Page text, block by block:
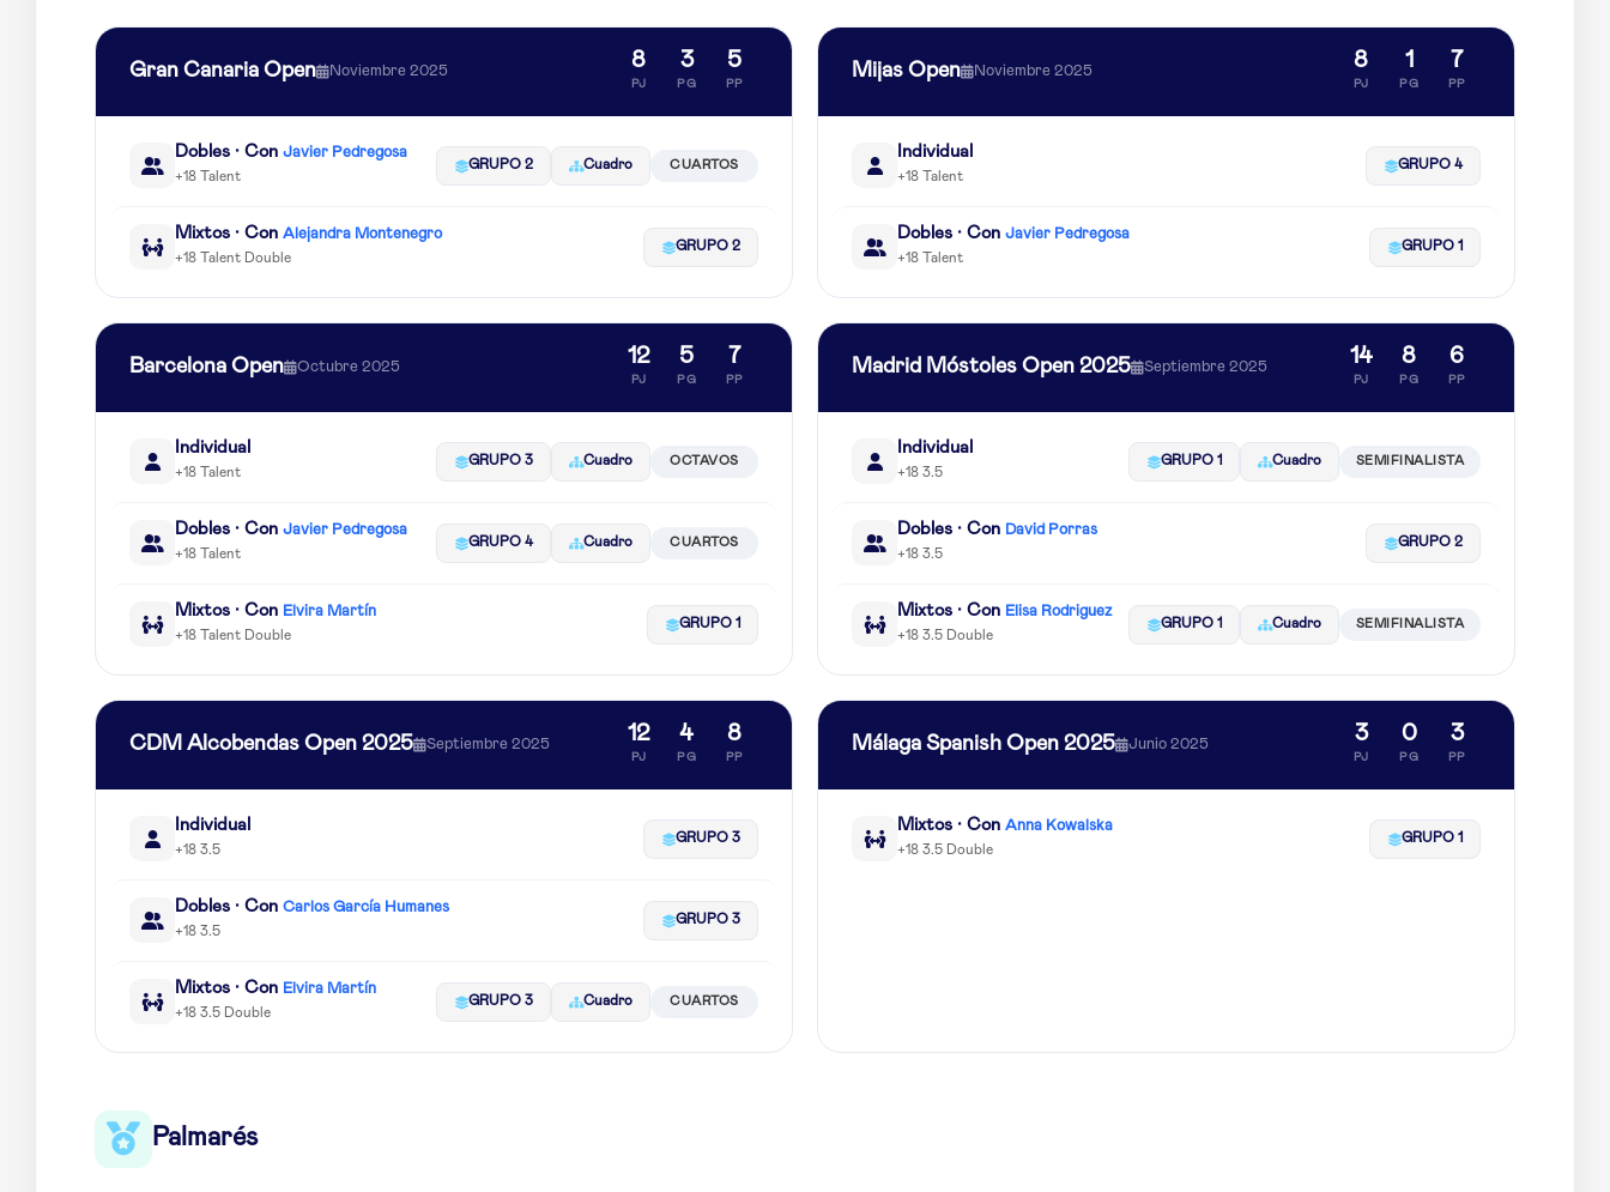
Gran Canaria Open Noviembre 2025 8
PJ
3
PG
5
PP
Dobles · Con Javier Pedregosa
+18 Talent
GRUPO 2 Cuadro CUARTOS
Mixtos · Con Alejandra Montenegro
+18 Talent Double
GRUPO 2
Mijas Open Noviembre 2025 8
PJ
1
PG
7
PP
Individual
+18 Talent
GRUPO 4
Dobles · Con Javier Pedregosa
+18 Talent
GRUPO 1
Barcelona Open Octubre 2025 12
PJ
5
PG
7
PP
Individual
+18 Talent
GRUPO 3 Cuadro OCTAVOS
Dobles · Con Javier Pedregosa
+18 Talent
GRUPO 4 Cuadro CUARTOS
Mixtos · Con Elvira Martín
+18 Talent Double
GRUPO 1
Madrid Móstoles Open 2025 Septiembre 2025 14
PJ
8
PG
6
PP
Individual
+18 3.5
GRUPO 1 Cuadro SEMIFINALISTA
Dobles · Con David Porras
+18 3.5
GRUPO 2
Mixtos · Con Elisa Rodriguez
+18 3.5 Double
GRUPO 1 Cuadro SEMIFINALISTA
CDM Alcobendas Open 2025 Septiembre 2025 12
PJ
4
PG
8
PP
Individual
+18 3.5
GRUPO 3
Dobles · Con Carlos García Humanes
+18 3.5
GRUPO 3
Mixtos · Con Elvira Martín
+18 3.5 Double
GRUPO 3 Cuadro CUARTOS
Málaga Spanish Open 2025 Junio 2025 3
PJ
0
PG
3
PP
Mixtos · Con Anna Kowalska
+18 3.5 Double
GRUPO 1
Palmarés